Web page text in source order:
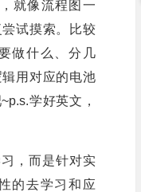
就像流程图一
试摸索。比较
做什么、分几
用对应的电池
学好英文，
，而是针对实
的去学习和应